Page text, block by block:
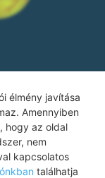
élmény javítása
Amennyiben
hogy az oldal
nem
kapcsolatos
találhatja